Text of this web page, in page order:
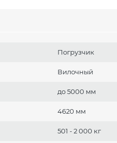
Погрузчик
Вилочный
до 5000 мм
4620 мм
501 - 2 000 кг